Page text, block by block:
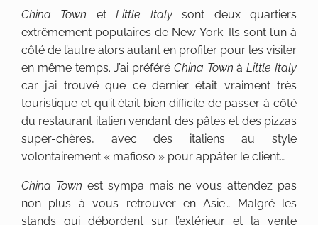
China Town etLittle Italysont deux quartiers
extrêmement populaires de New York. Ils sont l’un à
côté de l’autre alors autant en profiter pour les visiter
en même temps. J’ai préféré China Town àLittle Italy
car j’ai trouvé que ce dernier était vraiment très
touristique et qu’il était bien difficile de passer à côté
du restaurant italien vendant des pâtes et des pizzas
super-chères, avec des italiens au style
volontairement « mafioso » pour appâter le client…
China Town est sympa mais ne vous attendez pas
non plus à vous retrouver en Asie… Malgré les
stands qui débordent sur l’extérieur et la vente